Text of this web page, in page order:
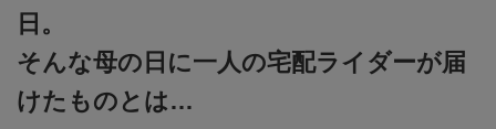
日。
そんな母の日に一人の宅配ライダーが届
けたものとは…